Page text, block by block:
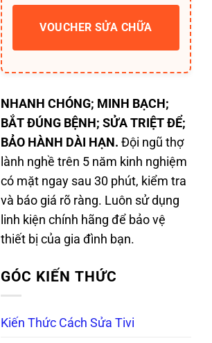
VOUCHER SỬA CHỮA
NHANH CHÓNG; MINH BẠCH;
BẮT ĐÚNG BỆNH; SỬA TRIỆT ĐỂ;
BẢO HÀNH DÀI HẠN. Đội ngũ thợ
lành nghề trên 5 năm kinh nghiệm
có mặt ngay sau 30 phút, kiểm tra
và báo giá rõ ràng. Luôn sử dụng
linh kiện chính hãng để bảo vệ
thiết bị của gia đình bạn.
GÓC KIẾN THỨC
Kiến Thức Cách Sửa Tivi